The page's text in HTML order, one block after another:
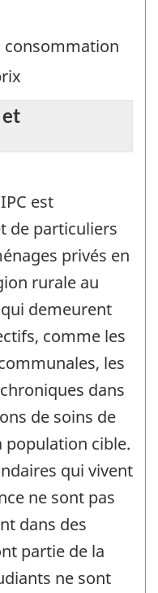
consommation
et
est
de particuliers
privés en
rurale au
demeurent
comme les
les
dans
de soins de
population cible.
qui vivent
ne sont pas
dans des
partie de la
ne sont